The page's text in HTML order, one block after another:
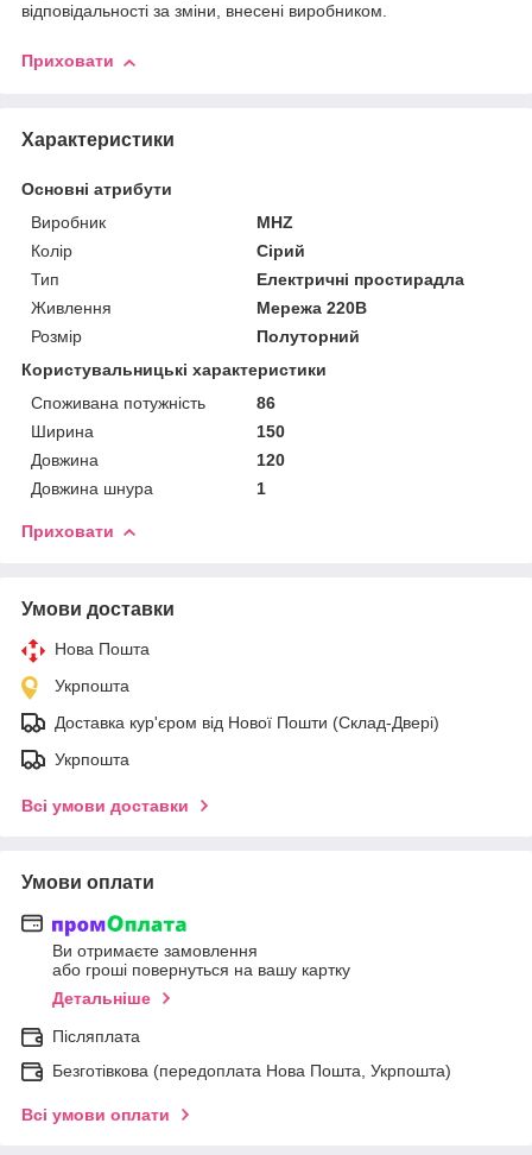
відповідальності за зміни, внесені виробником.
Приховати
Характеристики
Основні атрибути
Виробник
MHZ
Колір
Сірий
Тип
Електричні простирадла
Живлення
Мережа 220В
Розмір
Полуторний
Користувальницькі характеристики
Споживана потужність
86
Ширина
150
Довжина
120
Довжина шнура
1
Приховати
Умови доставки
Нова Пошта
Укрпошта
Доставка кур'єром від Нової Пошти (Склад-Двері)
Укрпошта
Всі умови доставки
Умови оплати
Ви отримаєте замовлення
або гроші повернуться на вашу картку
Детальніше
Післяплата
Безготівкова (передоплата Нова Пошта, Укрпошта)
Всі умови оплати